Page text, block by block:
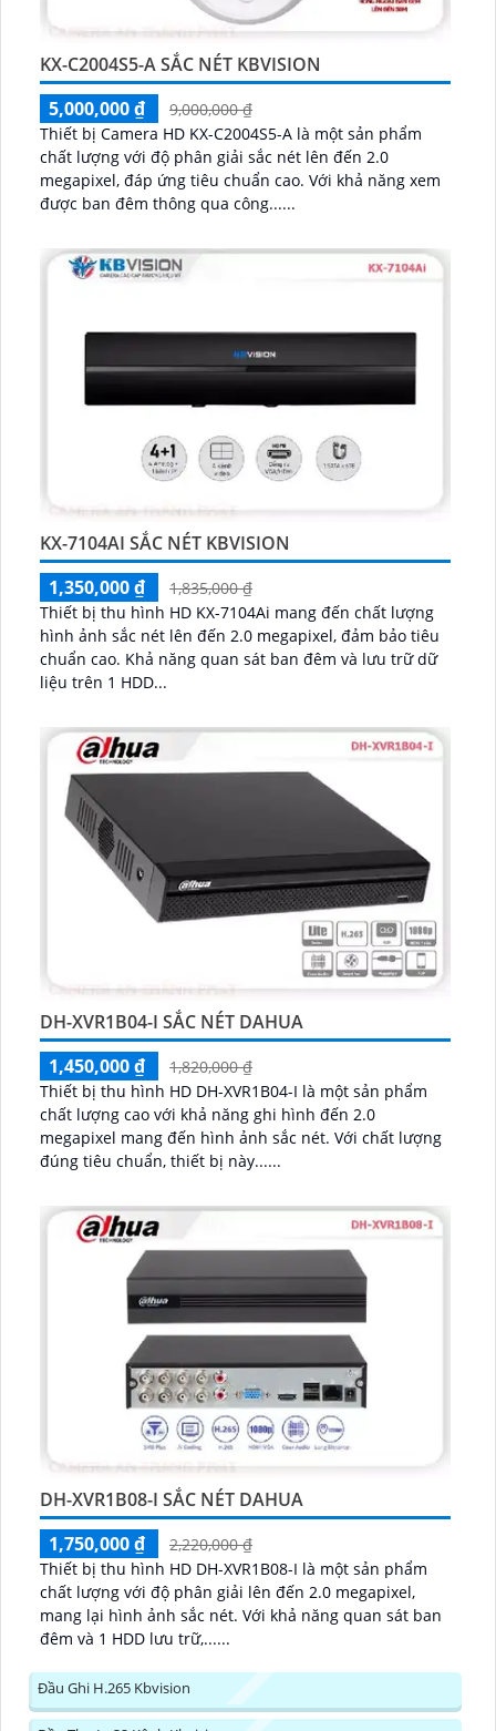
KX-C2004S5-A SẮC NÉT KBVISION
5,000,000 ₫
9,000,000 ₫
Thiết bị Camera HD KX-C2004S5-A là một sản phẩm
chất lượng với độ phân giải sắc nét lên đến 2.0
megapixel, đáp ứng tiêu chuẩn cao. Với khả năng xem
được ban đêm thông qua công......
KX-7104AI SẮC NÉT KBVISION
1,350,000 ₫
1,835,000 ₫
Thiết bị thu hình HD KX-7104Ai mang đến chất lượng
hình ảnh sắc nét lên đến 2.0 megapixel, đảm bảo tiêu
chuẩn cao. Khả năng quan sát ban đêm và lưu trữ dữ
liệu trên 1 HDD...
DH-XVR1B04-I SẮC NÉT DAHUA
1,450,000 ₫
1,820,000 ₫
Thiết bị thu hình HD DH-XVR1B04-I là một sản phẩm
chất lượng cao với khả năng ghi hình đến 2.0
megapixel mang đến hình ảnh sắc nét. Với chất lượng
đúng tiêu chuẩn, thiết bị này......
DH-XVR1B08-I SẮC NÉT DAHUA
1,750,000 ₫
2,220,000 ₫
Thiết bị thu hình HD DH-XVR1B08-I là một sản phẩm
chất lượng với độ phân giải lên đến 2.0 megapixel,
mang lại hình ảnh sắc nét. Với khả năng quan sát ban
đêm và 1 HDD lưu trữ,......
Đầu Ghi H.265 Kbvision